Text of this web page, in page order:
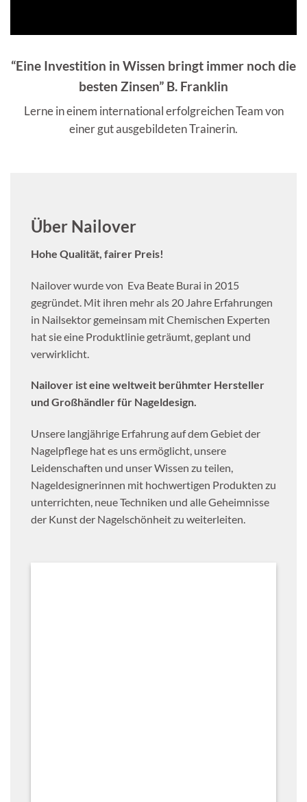
“Eine Investition in Wissen bringt immer noch die
besten Zinsen” B. Franklin
Lerne in einem international erfolgreichen Team von
einer gut ausgebildeten Trainerin.
Über Nailover
Hohe Qualität, fairer Preis!
Nailover wurde von Eva Beate Burai in 2015
gegründet. Mit ihren mehr als 20 Jahre Erfahrungen
in Nailsektor gemeinsam mit Chemischen Experten
hat sie eine Produktlinie geträumt, geplant und
verwirklicht.
Nailover ist eine weltweit berühmter Hersteller
und Großhändler für Nageldesign.
Unsere langjährige Erfahrung auf dem Gebiet der
Nagelpflege hat es uns ermöglicht, unsere
Leidenschaften und unser Wissen zu teilen,
Nageldesignerinnen mit hochwertigen Produkten zu
unterrichten, neue Techniken und alle Geheimnisse
der Kunst der Nagelschönheit zu weiterleiten.